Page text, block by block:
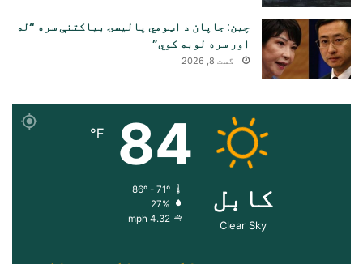
چین: جاپان د اټومي پالیسۍ بیاکتنې سره “له
اور سره لوبه کوي”
اگست 8, 2026
کابل
Clear Sky
84
℉
86º - 71º
27%
4.32 mph